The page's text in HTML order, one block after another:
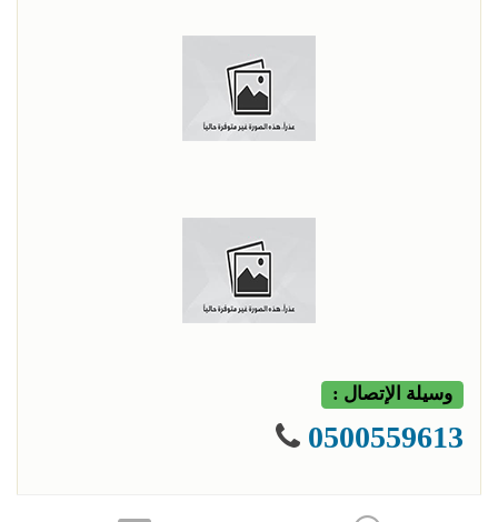
وسيلة الإتصال :
0500559613